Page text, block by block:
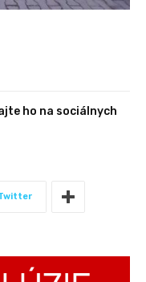
ho na sociálnych